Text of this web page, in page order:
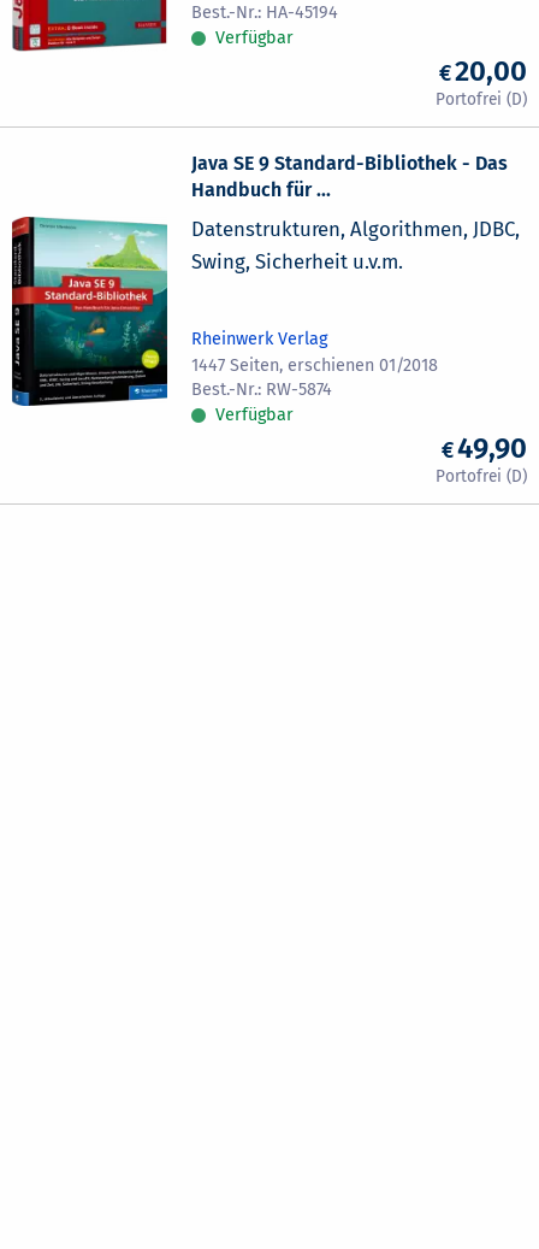
HA-45194
Verfügbar
20,00
Java SE 9 Standard-Bibliothek - Das
Handbuch für ...
Datenstrukturen, Algorithmen, JDBC,
Swing, Sicherheit u.v.m.
Rheinwerk Verlag
1447 Seiten, erschienen 01/2018
RW-5874
Verfügbar
49,90